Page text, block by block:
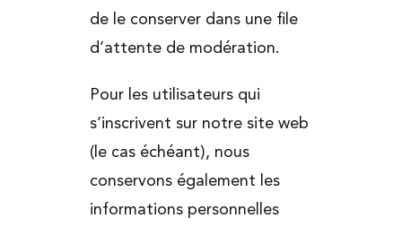
de le conserver dans une file
d’attente de modération.
Pour les utilisateurs qui
s’inscrivent sur notre site web
(le cas échéant), nous
conservons également les
informations personnelles